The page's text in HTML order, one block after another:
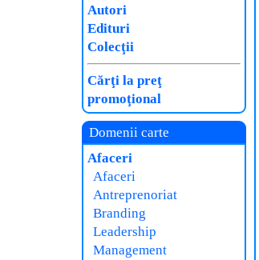
Autori
Edituri
Colecţii
Cărţi la preţ
promoţional
Domenii carte
Afaceri
Afaceri
Antreprenoriat
Branding
Leadership
Management